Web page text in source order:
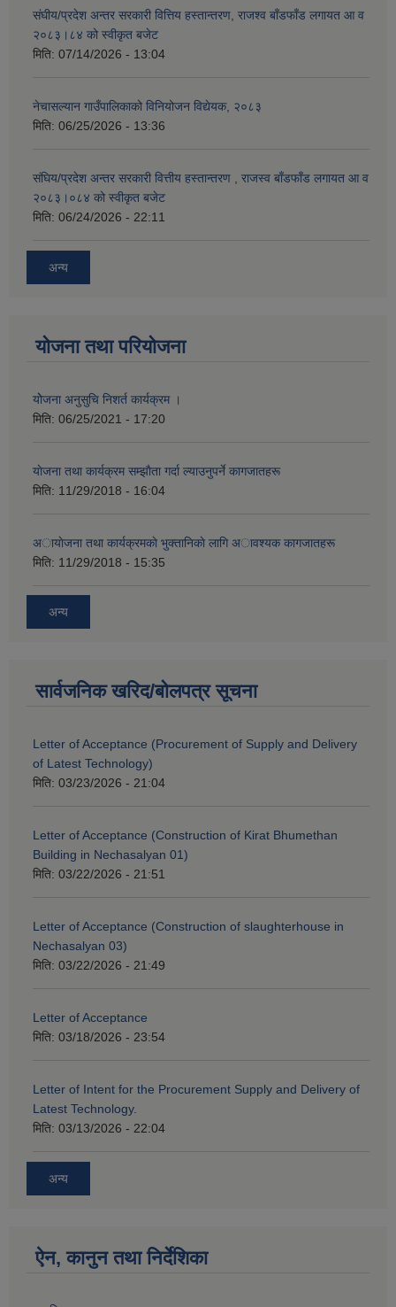
संघीय/प्रदेश अन्तर सरकारी वित्तिय हस्तान्तरण, राजश्व बाँडफाँड लगायत आ व
२०८३।८४ को स्वीकृत बजेट
मिति: 07/14/2026 - 13:04
नेचासल्यान गाउँपालिकाको विनियोजन विद्येयक, २०८३
मिति: 06/25/2026 - 13:36
संघिय/प्रदेश अन्तर सरकारी वित्तीय हस्तान्तरण , राजस्व बाँडफाँड लगायत आ व
२०८३।०८४ को स्वीकृत बजेट
मिति: 06/24/2026 - 22:11
अन्य
योजना तथा परियोजना
योेजना अनुसुचि निशर्त कार्यक्रम ।
मिति: 06/25/2021 - 17:20
याेजना तथा कार्यक्रम सम्झाैता गर्दा ल्याउनुपर्ने कागजातहरू
मिति: 11/29/2018 - 16:04
अायाेजना तथा कार्यक्रमकाे भुक्तानिकाे लागि अावश्यक कागजातहरू
मिति: 11/29/2018 - 15:35
अन्य
सार्वजनिक खरिद/बोलपत्र सूचना
Letter of Acceptance (Procurement of Supply and Delivery
of Latest Technology)
मिति: 03/23/2026 - 21:04
Letter of Acceptance (Construction of Kirat Bhumethan
Building in Nechasalyan 01)
मिति: 03/22/2026 - 21:51
Letter of Acceptance (Construction of slaughterhouse in
Nechasalyan 03)
मिति: 03/22/2026 - 21:49
Letter of Acceptance
मिति: 03/18/2026 - 23:54
Letter of Intent for the Procurement Supply and Delivery of
Latest Technology.
मिति: 03/13/2026 - 22:04
अन्य
ऐन, कानुन तथा निर्देशिका